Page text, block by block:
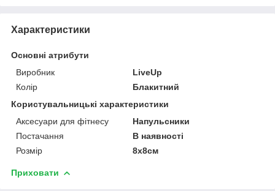
Характеристики
Основні атрибути
Виробник
LiveUp
Колір
Блакитний
Користувальницькі характеристики
Аксесуари для фітнесу
Напульсники
Постачання
В наявності
Розмір
8x8см
Приховати